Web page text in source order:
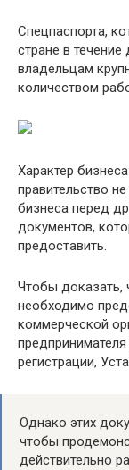
Спецпаспорта,
стране в
владельцам
количеством
Характер
правительство
бизнеса перед
документов,
предоставить.
Чтобы доказать,
необходимо
коммерческой
регистрации,
Однако этих
чтобы
действительно